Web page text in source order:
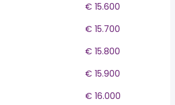
€ 15.600
€ 15.700
€ 15.800
€ 15.900
€ 16.000